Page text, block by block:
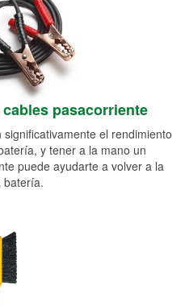
pasacorriente
el rendimiento
y tener a la mano un
puede ayudarte a volver a la
batería.